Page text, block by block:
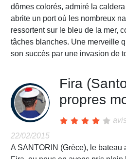
dômes colorés, admiré la
abrite un port où les nombreux
ressortent sur le bleu de la mer,
tâches blanches. Une merveille
son succès par une invasion de
Fira
propres
22/02/2015
A SANTORIN (Grèce), le bateau